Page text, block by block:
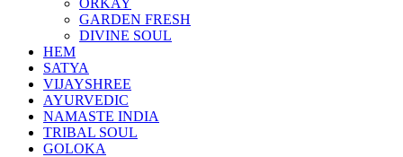
ORKAY
GARDEN FRESH
DIVINE SOUL
HEM
SATYA
VIJAYSHREE
AYURVEDIC
NAMASTE INDIA
TRIBAL SOUL
GOLOKA